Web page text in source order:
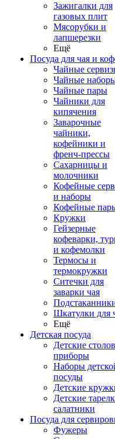
Зажигалки для
газовых плит
Мясорубки и
лапшерезки
Ещё
Посуда для чая и
Чайные
Чайные
Чайные пары
Чайники для
кипячения
Заварочные
чайники,
кофейники и
френч-прессы
Сахарницы и
молочники
Кофейные
и наборы
Кофейные
Кружки
Гейзерные
кофеварки,
и кофемолки
Термосы и
термокружки
Ситечки для
заварки чая
Шкатулки для
Ещё
Детская посуда
Детские
приборы
Наборы
посуды
Детские
Детские
салатники
Посуда для
Фужеры